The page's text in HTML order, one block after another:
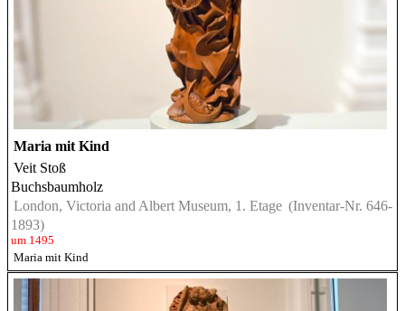
Maria mit Kind
Veit Stoß
Buchsbaumholz
London, Victoria and Albert Museum, 1. Etage (Inventar-Nr. 646-
1893)
um 1495
Maria mit Kind